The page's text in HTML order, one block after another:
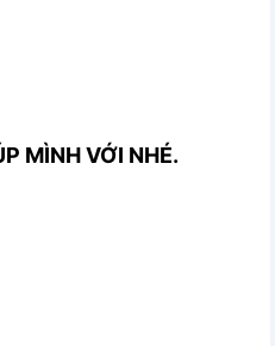
MÌNH VỚI NHÉ.